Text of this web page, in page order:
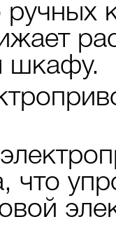
ручных
шкафу.
что